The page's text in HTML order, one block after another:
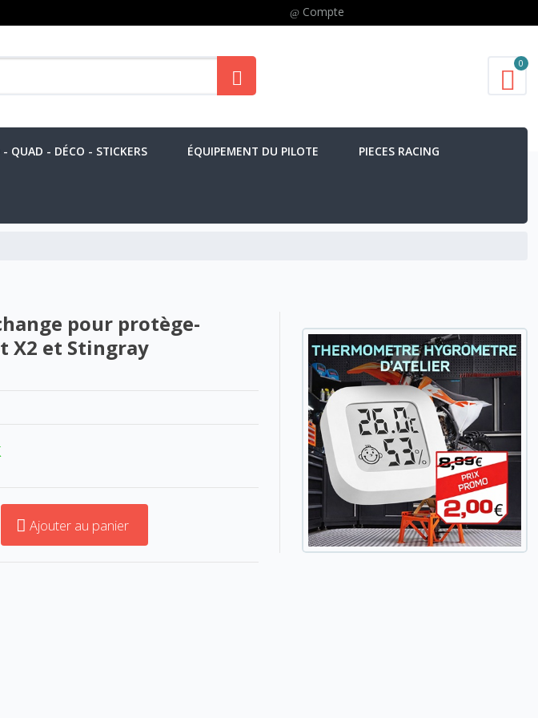
Compte
0
QUAD - DÉCO - STICKERS ÉQUIPEMENT DU PILOTE PIECES RACING
pour protège-
X2 et Stingray
Ajouter au panier